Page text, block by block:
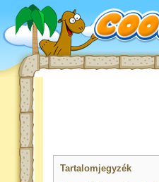
Tartalomjegyzék